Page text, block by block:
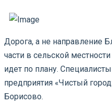
Дорога, а не направление
части в сельской
идет по плану.
предприятия «Чистый
Борисово.